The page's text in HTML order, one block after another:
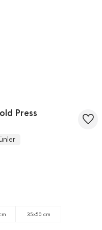
Press
35x50 cm